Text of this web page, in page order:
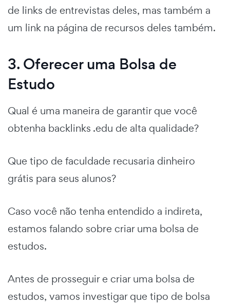
de links de entrevistas deles, mas também a
um link na página de recursos deles também.
3. Oferecer uma Bolsa de
Estudo
Qual é uma maneira de garantir que você
obtenha backlinks .edu de alta qualidade?
Que tipo de faculdade recusaria dinheiro
grátis para seus alunos?
Caso você não tenha entendido a indireta,
estamos falando sobre criar uma bolsa de
estudos.
Antes de prosseguir e criar uma bolsa de
estudos, vamos investigar que tipo de bolsa